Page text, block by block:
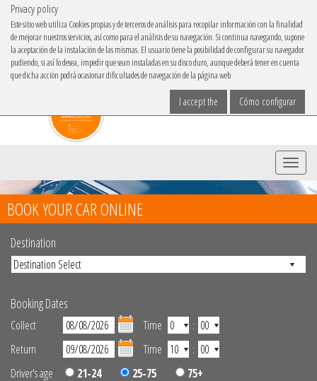
Privacy policy
Este sitio web utiliza Cookies propias y de terceros de análisis para recopilar información con la finalidad
de mejorar nuestros servicios, así como para el análisis de su navegación. Si continua navegando, supone
la aceptación de la instalación de las mismas. El usuario tiene la posibilidad de configurar su navegador
pudiendo, si así lo desea, impedir que sean instaladas en su disco duro, aunque deberá tener en cuenta
que dicha acción podrá ocasionar dificultades de navegación de la página web
Cómo configurar
I accept the
Choose your language
Menu
BOOK YOUR CAR ONLINE
Destination
Booking Dates
Collect Time
:
Return
Time
:
Driver's age
21-24 25-75 75+